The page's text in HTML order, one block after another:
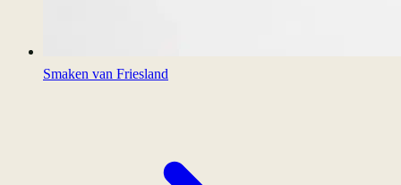
Smaken van Friesland